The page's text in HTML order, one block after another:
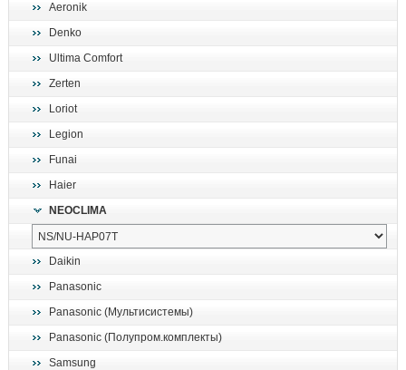
Aeronik
Denko
Ultima Comfort
Zerten
Loriot
Legion
Funai
Haier
NEOCLIMA
Daikin
Panasonic
Panasonic (Мультисистемы)
Panasonic (Полупром.комплекты)
Samsung